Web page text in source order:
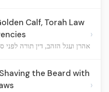
Calf, Torah Law
אהרן ועגל הזהב, דין תורה לפני
›
the Beard with
›